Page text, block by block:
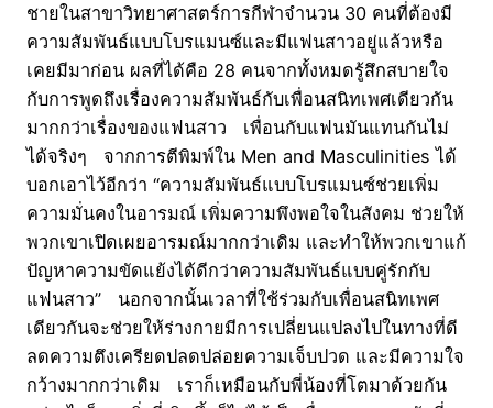
ชายในสาขาวิทยาศาสตร์การกีฬาจำนวน 30 คนที่ต้องมี
ความสัมพันธ์แบบโบรแมนซ์และมีแฟนสาวอยู่แล้วหรือ
เคยมีมาก่อน ผลที่ได้คือ 28 คนจากทั้งหมดรู้สึกสบายใจ
กับการพูดถึงเรื่องความสัมพันธ์กับเพื่อนสนิทเพศเดียวกัน
มากกว่าเรื่องของแฟนสาว เพื่อนกับแฟนมันแทนกันไม่
ได้จริงๆ จากการตีพิมพ์ใน Men and Masculinities ได้
บอกเอาไว้อีกว่า “ความสัมพันธ์แบบโบรแมนซ์ช่วยเพิ่ม
ความมั่นคงในอารมณ์ เพิ่มความพึงพอใจในสังคม ช่วยให้
พวกเขาเปิดเผยอารมณ์มากกว่าเดิม และทำให้พวกเขาแก้
ปัญหาความขัดแย้งได้ดีกว่าความสัมพันธ์แบบคู่รักกับ
แฟนสาว” นอกจากนั้นเวลาที่ใช้ร่วมกับเพื่อนสนิทเพศ
เดียวกันจะช่วยให้ร่างกายมีการเปลี่ยนแปลงไปในทางที่ดี
ลดความตึงเครียดปลดปล่อยความเจ็บปวด และมีความใจ
กว้างมากกว่าเดิม เราก็เหมือนกับพี่น้องที่โตมาด้วยกัน